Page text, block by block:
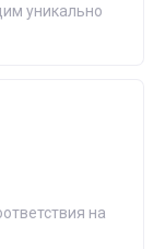
уникально
на